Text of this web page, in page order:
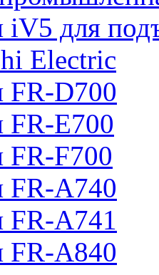
iV5 для
Electric
FR-D700
FR-E700
FR-F700
FR-А740
FR-А741
FR-А840